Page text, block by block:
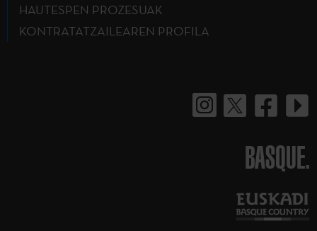
HAUTESPEN PROZESUAK
KONTRATATZAILEAREN PROFILA
BASQUE.